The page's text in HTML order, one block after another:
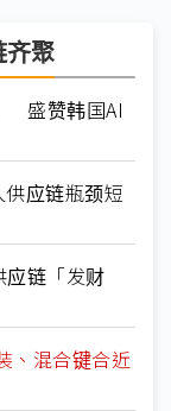
齐聚
盛赞韩国AI
应链瓶颈短
链「发财
、混合键合近